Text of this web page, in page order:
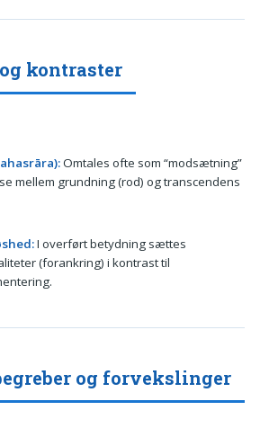
kontraster
Omtales ofte som “modsætning”
mellem grundning (rod) og transcendens
I overført betydning sættes
(forankring) i kontrast til
og forvekslinger